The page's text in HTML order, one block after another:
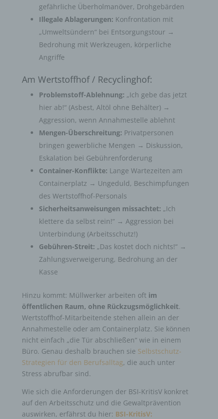
gefährliche Überholmanöver, Drohgebärden
Illegale Ablagerungen: Konfrontation mit
„Umweltsündern“ bei Entsorgungstour →
Bedrohung mit Werkzeugen, körperliche
Angriffe
Am Wertstoffhof / Recyclinghof:
Problemstoff-Ablehnung: „Ich gebe das jetzt
hier ab!“ (Asbest, Altöl ohne Behälter) →
Aggression, wenn Annahmestelle ablehnt
Mengen-Überschreitung: Privatpersonen
bringen gewerbliche Mengen → Diskussion,
Eskalation bei Gebührenforderung
Container-Konflikte: Lange Wartezeiten am
Containerplatz → Ungeduld, Beschimpfungen
des Wertstoffhof-Personals
Sicherheitsanweisungen missachtet: „Ich
klettere da selbst rein!“ → Aggression bei
Unterbindung (Arbeitsschutz!)
Gebühren-Streit: „Das kostet doch nichts!“ →
Zahlungsverweigerung, Bedrohung an der
Kasse
Hinzu kommt: Müllwerker arbeiten oft im
öffentlichen Raum, ohne Rückzugsmöglichkeit.
Wertstoffhof-Mitarbeitende stehen allein an der
Annahmestelle oder am Containerplatz. Sie können
nicht einfach „die Tür abschließen“ wie in einem
Büro. Genau deshalb brauchen sie Selbstschutz-
Strategien für den Berufsalltag, die auch unter
Stress abrufbar sind.
Wie sich die Anforderungen der BSI-KritisV konkret
auf den Arbeitsschutz und die Gewaltprävention
auswirken, erfährst du hier: BSI-KritisV: